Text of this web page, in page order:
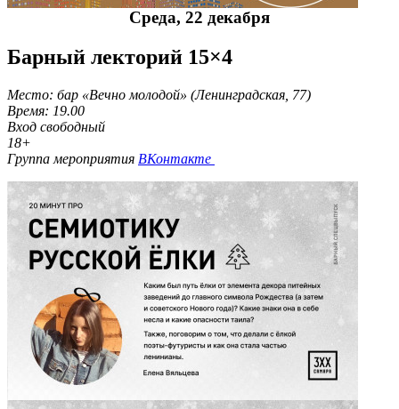
Среда, 22 декабря
Барный лекторий 15×4
Место: бар «Вечно молодой» (Ленинградская, 77)
Время: 19.00
Вход свободный
18+
Группа мероприятия ВКонтакте